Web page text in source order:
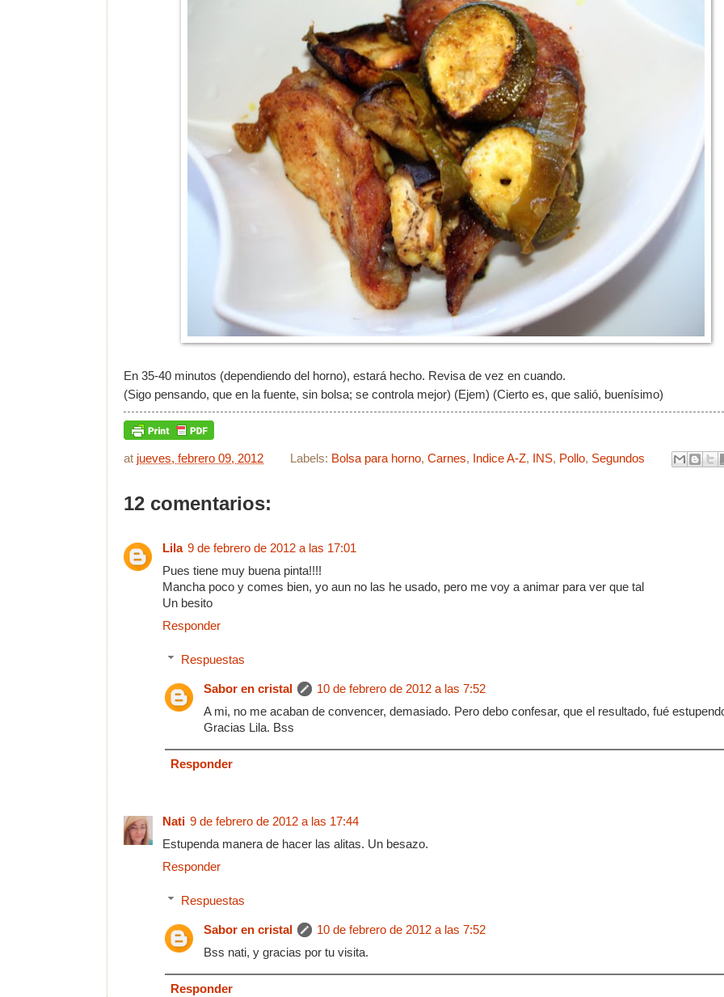
En 35-40 minutos (dependiendo del horno), estará hecho. Revisa de vez en cuando.
(Sigo pensando, que en la fuente, sin bolsa; se controla mejor) (Ejem) (Cierto es, que salió, buenísimo)
at jueves, febrero 09, 2012 Labels: Bolsa para horno,Carnes, Indice A-Z, INS, Pollo, Segundos
12 comentarios:
Lila 9 de febrero de 2012 a las 17:01
Pues tiene muy buena pinta!!!!
Mancha poco y comes bien, yo aun no las he usado, pero me voy a animar para ver que tal
Un besito
Responder
Respuestas
Sabor en cristal
10 de febrero de 2012 a las 7:52
A mi, no me acaban de convencer, demasiado. Pero debo confesar, que el resultado, fué
Gracias Lila. Bss
Responder
Nati 9 de febrero de 2012 a las 17:44
Estupenda manera de hacer las alitas. Un besazo.
Responder
Respuestas
Sabor en cristal
10 de febrero de 2012 a las 7:52
Bss nati, y gracias por tu visita.
Responder